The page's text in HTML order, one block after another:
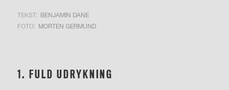
TEKST: BENJAMIN DANE
FOTO: MORTEN GERMUND
1. FULD UDRYKNING